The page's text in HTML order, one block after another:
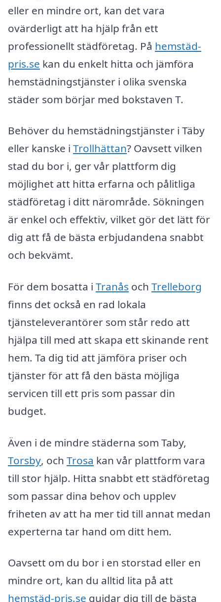
eller en mindre ort, kan det vara
ovärderligt att ha hjälp från ett
professionellt städföretag. På hemstäd-
pris.se kan du enkelt hitta och jämföra
hemstädningstjänster i olika svenska
städer som börjar med bokstaven T.
Behöver du hemstädningstjänster i Täby
eller kanske i Trollhättan? Oavsett vilken
stad du bor i, ger vår plattform dig
möjlighet att hitta erfarna och pålitliga
städföretag i ditt närområde. Sökningen
är enkel och effektiv, vilket gör det lätt för
dig att få de bästa erbjudandena snabbt
och bekvämt.
För dem bosatta i Tranås och Trelleborg
finns det också en rad lokala
tjänsteleverantörer som står redo att
hjälpa till med att skapa ett skinande rent
hem. Ta dig tid att jämföra priser och
tjänster för att få den bästa möjliga
servicen till ett pris som passar din
budget.
Även i de mindre städerna som Taby,
Torsby, och Trosa kan vår plattform vara
till stor hjälp. Hitta snabbt ett städföretag
som passar dina behov och upplev
friheten av att ha mer tid till annat medan
experterna tar hand om ditt hem.
Oavsett om du bor i en storstad eller en
mindre ort, kan du alltid lita på att
hemstäd-pris.se guidar dig till de bästa